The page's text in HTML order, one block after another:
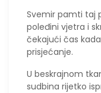
Svemir pamti taj
poleđini vjetra i
čekajući čas
prisjećanje.
​U beskrajnom
sudbina rijetko